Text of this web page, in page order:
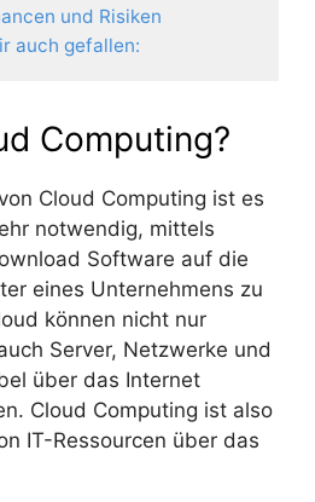
und Risiken
auch gefallen:
Computing?
Cloud Computing ist es
notwendig, mittels
Software auf die
eines Unternehmens zu
können nicht nur
Server, Netzwerke und
über das Internet
Cloud Computing ist also
IT-Ressourcen über das